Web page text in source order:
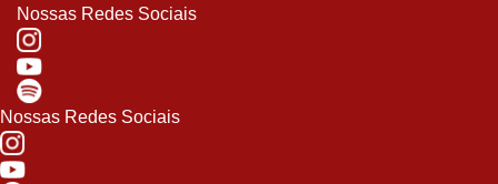
Nossas Redes Sociais
Nossas Redes Sociais